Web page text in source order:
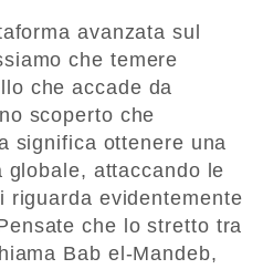
avanzata sul
che temere
che accade da
scoperto che
significa ottenere una
attaccando le
riguarda evidentemente
che lo stretto tra
Bab el-Mandeb,